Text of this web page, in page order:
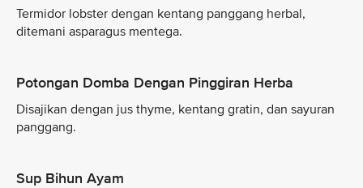
Termidor lobster dengan kentang panggang herbal,
ditemani asparagus mentega.
Potongan Domba Dengan Pinggiran Herba
Disajikan dengan jus thyme, kentang gratin, dan sayuran
panggang.
Sup Bihun Ayam